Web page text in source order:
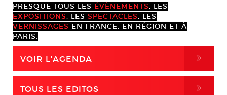
PRESQUE TOUS LES ÉVÈNEMENTS, LES
EXPOSITIONS, LES SPECTACLES, LES
VERNISSAGES EN FRANCE, EN RÉGION ET À
PARIS.
VOIR L'AGENDA ,
TOUS LES EDITOS ,